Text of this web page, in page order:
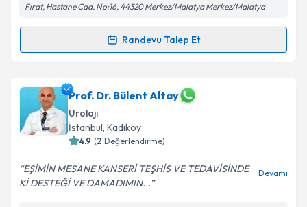
Fırat, Hastane Cad. No:16, 44320 Merkez/Malatya Merkez/Malatya
Randevu Talep Et
Randevu Takvimi Talebi
Dr. İbrahim Nüvit Tahtalıiçin randevu takvimi talebi
oluşturun. Size bu uzmandan randevu almanız için bir
takvim hazırlandığında e-posta ile bilgilendireceğiz.
E-posta Adresiniz
Prof. Dr. Bülent Altay
Üroloji
İstanbul, Kadıköy
4.9 (2 Değerlendirme)
EŞİMİN MESANE KANSERİ TEŞHİS VE TEDAVİSİNDE
Kİ DESTEĞİ VE DAMADIMIN...
Devamı